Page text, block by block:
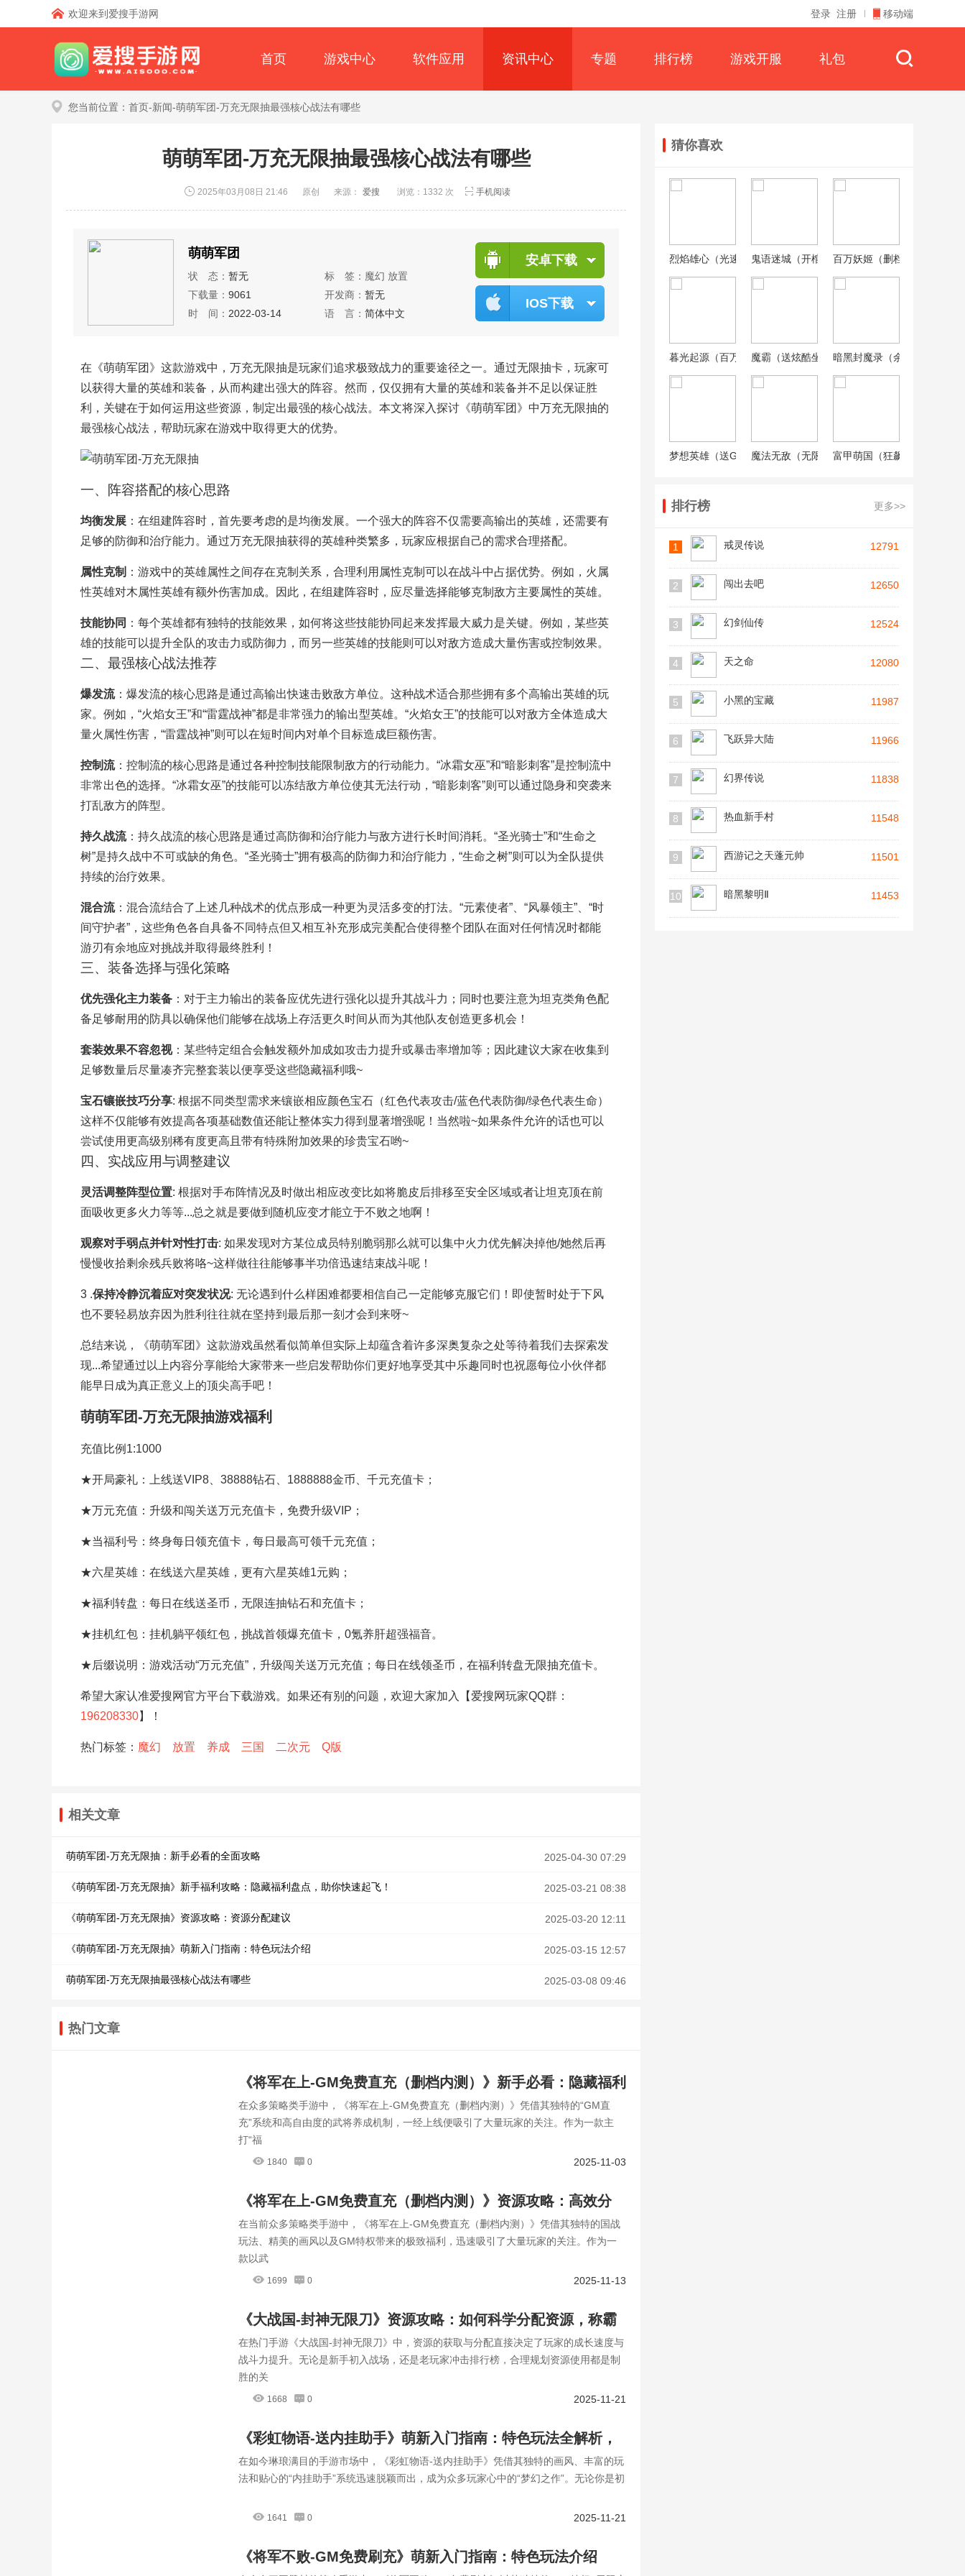
欢迎来到爱搜手游网 登录 注册 移动端
首页 游戏中心 软件应用 资讯中心 专题 排行榜 游戏开服 礼包
您当前位置： 首页-新闻-萌萌军团-万充无限抽最强核心战法有哪些
萌萌军团-万充无限抽最强核心战法有哪些
2025年03月08日 21:46 原创 来源： 爱搜 浏览：1332 次 手机阅读
萌萌军团
状 态： 暂无 标 签： 魔幻 放置
下载量： 9061 开发商： 暂无
时 间： 2022-03-14 语 言： 简体中文
安卓下载
IOS下载
在《萌萌军团》这款游戏中，万充无限抽是玩家们追求极致战力的重要途径之一。通过无限抽卡，玩家可
以获得大量的英雄和装备，从而构建出强大的阵容。然而，仅仅拥有大量的英雄和装备并不足以保证胜
利，关键在于如何运用这些资源，制定出最强的核心战法。本文将深入探讨《萌萌军团》中万充无限抽的
最强核心战法，帮助玩家在游戏中取得更大的优势。
一、阵容搭配的核心思路
均衡发展 ：在组建阵容时，首先要考虑的是均衡发展。一个强大的阵容不仅需要高输出的英雄，还需要有
足够的防御和治疗能力。通过万充无限抽获得的英雄种类繁多，玩家应根据自己的需求合理搭配。
属性克制 ：游戏中的英雄属性之间存在克制关系，合理利用属性克制可以在战斗中占据优势。例如，火属
性英雄对木属性英雄有额外伤害加成。因此，在组建阵容时，应尽量选择能够克制敌方主要属性的英雄。
技能协同 ：每个英雄都有独特的技能效果，如何将这些技能协同起来发挥最大威力是关键。例如，某些英
雄的技能可以提升全队的攻击力或防御力，而另一些英雄的技能则可以对敌方造成大量伤害或控制效果。
二、最强核心战法推荐
爆发流：爆发流的核心思路是通过高输出快速击败敌方单位。这种战术适合那些拥有多个高输出英雄的玩
家。例如，“火焰女王”和“雷霆战神”都是非常强力的输出型英雄。“火焰女王”的技能可以对敌方全体造成大
量火属性伤害，“雷霆战神”则可以在短时间内对单个目标造成巨额伤害。
控制流：控制流的核心思路是通过各种控制技能限制敌方的行动能力。“冰霜女巫”和“暗影刺客”是控制流中
非常出色的选择。“冰霜女巫”的技能可以冻结敌方单位使其无法行动，“暗影刺客”则可以通过隐身和突袭来
打乱敌方的阵型。
持久战流：持久战流的核心思路是通过高防御和治疗能力与敌方进行长时间消耗。“圣光骑士”和“生命之
树”是持久战中不可或缺的角色。“圣光骑士”拥有极高的防御力和治疗能力，“生命之树”则可以为全队提供
持续的治疗效果。
混合流：混合流结合了上述几种战术的优点形成一种更为灵活多变的打法。“元素使者”、“风暴领主”、“时
间守护者”，这些角色各自具备不同特点但又相互补充形成完美配合使得整个团队在面对任何情况时都能
游刃有余地应对挑战并取得最终胜利！
三、装备选择与强化策略
优先强化主力装备 ：对于主力输出的装备应优先进行强化以提升其战斗力；同时也要注意为坦克类角色配
备足够耐用的防具以确保他们能够在战场上存活更久时间从而为其他队友创造更多机会！
套装效果不容忽视：某些特定组合会触发额外加成如攻击力提升或暴击率增加等；因此建议大家在收集到
足够数量后尽量凑齐完整套装以便享受这些隐藏福利哦~
宝石镶嵌技巧分享: 根据不同类型需求来镶嵌相应颜色宝石（红色代表攻击/蓝色代表防御/绿色代表生命）
这样不仅能够有效提高各项基础数值还能让整体实力得到显著增强呢！当然啦~如果条件允许的话也可以
尝试使用更高级别稀有度更高且带有特殊附加效果的珍贵宝石哟~
四、实战应用与调整建议
灵活调整阵型位置: 根据对手布阵情况及时做出相应改变比如将脆皮后排移至安全区域或者让坦克顶在前
面吸收更多火力等等...总之就是要做到随机应变才能立于不败之地啊！
观察对手弱点并针对性打击: 如果发现对方某位成员特别脆弱那么就可以集中火力优先解决掉他/她然后再
慢慢收拾剩余残兵败将咯~这样做往往能够事半功倍迅速结束战斗呢！
3 .保持冷静沉着应对突发状况: 无论遇到什么样困难都要相信自己一定能够克服它们！即使暂时处于下风
也不要轻易放弃因为胜利往往就在坚持到最后那一刻才会到来呀~
总结来说，《萌萌军团》这款游戏虽然看似简单但实际上却蕴含着许多深奥复杂之处等待着我们去探索发
现...希望通过以上内容分享能给大家带来一些启发帮助你们更好地享受其中乐趣同时也祝愿每位小伙伴都
能早日成为真正意义上的顶尖高手吧！
萌萌军团-万充无限抽游戏福利
充值比例1:1000
★开局豪礼：上线送VIP8、38888钻石、1888888金币、千元充值卡；
★万元充值：升级和闯关送万元充值卡，免费升级VIP；
★当福利号：终身每日领充值卡，每日最高可领千元充值；
★六星英雄：在线送六星英雄，更有六星英雄1元购；
★福利转盘：每日在线送圣币，无限连抽钻石和充值卡；
★挂机红包：挂机躺平领红包，挑战首领爆充值卡，0氪养肝超强福音。
★后缀说明：游戏活动“万元充值”，升级闯关送万元充值；每日在线领圣币，在福利转盘无限抽充值卡。
希望大家认准爱搜网官方平台下载游戏。如果还有别的问题，欢迎大家加入【爱搜网玩家QQ群：
196208330】！
热门标签： 魔幻 放置 养成 三国 二次元 Q版
相关文章
2025-04-30 07:29
萌萌军团-万充无限抽：新手必看的全面攻略
2025-03-21 08:38
《萌萌军团-万充无限抽》新手福利攻略：隐藏福利盘点，助你快速起飞！
2025-03-20 12:11
《萌萌军团-万充无限抽》资源攻略：资源分配建议
2025-03-15 12:57
《萌萌军团-万充无限抽》萌新入门指南：特色玩法介绍
2025-03-08 09:46
萌萌军团-万充无限抽最强核心战法有哪些
热门文章
《将军在上-GM免费直充（删档内测）》新手必看：隐藏福利
全揭秘，轻松开局赢在起跑线！
在众多策略类手游中，《将军在上-GM免费直充（删档内测）》凭借其独特的“GM直
充”系统和高自由度的武将养成机制，一经上线便吸引了大量玩家的关注。作为一款主
打“福
1840 0 2025-11-03
《将军在上-GM免费直充（删档内测）》资源攻略：高效分
配，赢在起跑线！
在当前众多策略类手游中，《将军在上-GM免费直充（删档内测）》凭借其独特的国战
玩法、精美的画风以及GM特权带来的极致福利，迅速吸引了大量玩家的关注。作为一
款以武
1699 0 2025-11-13
《大战国-封神无限刀》资源攻略：如何科学分配资源，称霸
封神战场
在热门手游《大战国-封神无限刀》中，资源的获取与分配直接决定了玩家的成长速度与
战斗力提升。无论是新手初入战场，还是老玩家冲击排行榜，合理规划资源使用都是制
胜的关
1668 0 2025-11-21
《彩虹物语-送内挂助手》萌新入门指南：特色玩法全解析，
轻松玩转奇幻世界！
在如今琳琅满目的手游市场中，《彩虹物语-送内挂助手》凭借其独特的画风、丰富的玩
法和贴心的“内挂助手”系统迅速脱颖而出，成为众多玩家心中的“梦幻之作”。无论你是初
1641 0 2025-11-21
《将军不败-GM免费刷充》萌新入门指南：特色玩法介绍
猜你喜欢
烈焰雄心（光速疯狂神器）鬼语迷城（开棺暴富）百万妖姬（删档内测）
暮光起源（百万抵扣免充删测）
魔霸（送炫酷坐骑）暗黑封魔录（余额免支付）
梦想英雄（送GM天后启强）魔法无敌（无限真充资源全将）富甲萌国（狂飙强哥送豪礼）
排行榜 更多>>
1 戒灵传说 12791
2 闯出去吧 12650
3 幻剑仙传 12524
4 天之命 12080
5 小黑的宝藏 11987
6 飞跃异大陆 11966
7 幻界传说 11838
8 热血新手村 11548
9 西游记之天蓬元帅 11501
10 暗黑黎明Ⅱ 11453